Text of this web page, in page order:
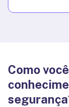
Como